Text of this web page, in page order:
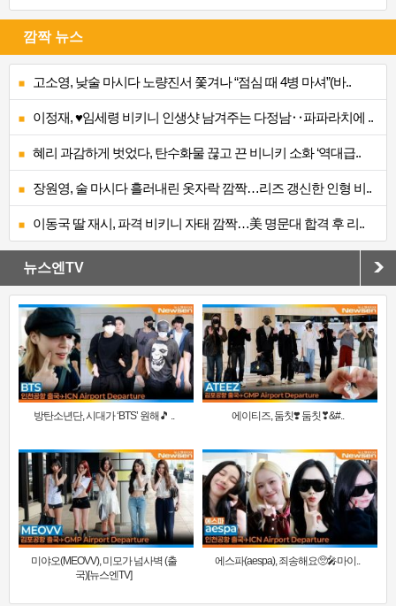
깜짝 뉴스
고소영, 낮술 마시다 노량진서 쫓겨나 “점심 때 4병 마셔”(바..
이정재, ♥임세령 비키니 인생샷 남겨주는 다정남‥파파라치에 ..
혜리 과감하게 벗었다, 탄수화물 끊고 끈 비니키 소화 ‘역대급..
장원영, 술 마시다 흘러내린 옷자락 깜짝…리즈 갱신한 인형 비..
이동국 딸 재시, 파격 비키니 자태 깜짝…美 명문대 합격 후 리..
뉴스엔TV
방탄소년단, 시대가 ‘BTS’ 원해🎵 .. 에이티즈, 둠칫❣️ 둠칫❣&#..
미야오(MEOVV), 미모가 넘사벽 (출
국)[뉴스엔TV]
에스파(aespa), 죄송해요🥺🎤마이..